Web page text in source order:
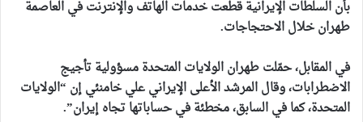
بأن السلطات الإيرانية قطعت خدمات الهاتف والإنترنت في العاصمة
طهران خلال الاحتجاجات.
في المقابل، حمّلت طهران الولايات المتحدة مسؤولية تأجيج
الاضطرابات، وقال المرشد الأعلى الإيراني علي خامنئي إن “الولايات
المتحدة، كما في السابق، مخطئة في حساباتها تجاه إيران”.